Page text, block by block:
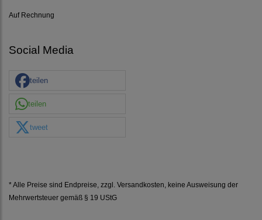
Auf Rechnung
Social Media
teilen
teilen
tweet
* Alle Preise sind Endpreise, zzgl. Versandkosten , keine Ausweisung der
Mehrwertsteuer gemäß § 19 UStG